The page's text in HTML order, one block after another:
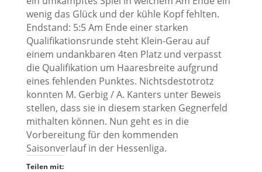
wenig das Glück und der kühle Kopf fehlten.
Endstand: 5:5 Am Ende einer starken
Qualifikationsrunde steht Klein-Gerau auf
einem undankbaren 4ten Platz und verpasst
die Qualifikation um Haaresbreite aufgrund
eines fehlenden Punktes. Nichtsdestotrotz
konnten M. Gerbig / A. Kanters unter Beweis
stellen, dass sie in diesem starken Gegnerfeld
mithalten können. Nun geht es in die
Vorbereitung für den kommenden
Saisonverlauf in der Hessenliga.
Teilen mit: